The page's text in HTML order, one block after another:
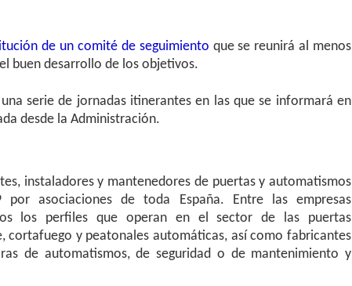
de un comité de seguimiento que se reunirá al menos
buen desarrollo de los objetivos.
serie de jornadas itinerantes en las que se informará en
desde la Administración.
instaladores y mantenedores de puertas y automatismos
asociaciones de toda España. Entre las empresas
los perfiles que operan en el sector de las puertas
cortafuego y peatonales automáticas, así como fabricantes
de automatismos, de seguridad o de mantenimiento y